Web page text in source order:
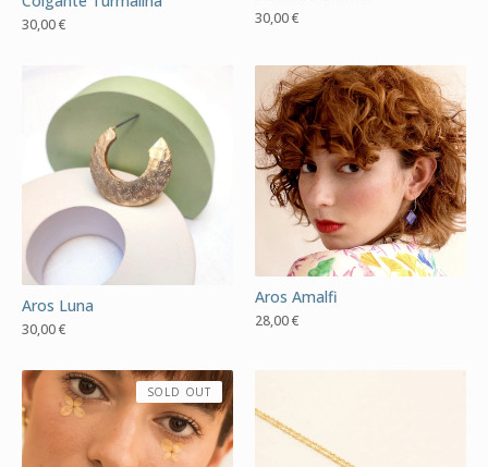
30,00€ 30,00€
Aros Luna
30,00€
Aros Amalfi
28,00€
SOLD OUT